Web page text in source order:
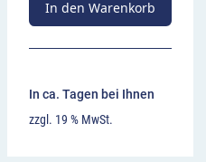
In den Warenkorb
In ca. Tagen bei Ihnen
zzgl. 19 % MwSt.